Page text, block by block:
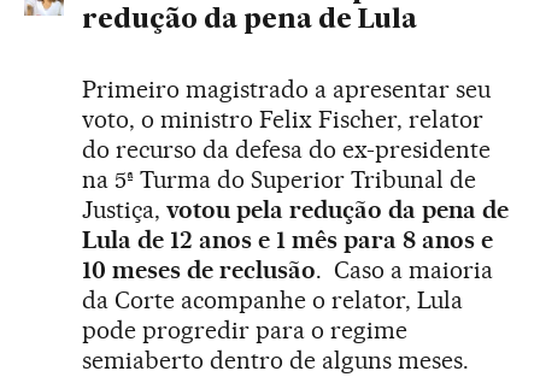
redução da pena de Lula
Primeiro magistrado a apresentar seu
voto, o ministro Felix Fischer, relator
do recurso da defesa do ex-presidente
na 5ª Turma do Superior Tribunal de
Justiça, votou pela redução da pena de
Lula de 12 anos e 1 mês para 8 anos e
10 meses de reclusão. Caso a maioria
da Corte acompanhe o relator, Lula
pode progredir para o regime
semiaberto dentro de alguns meses.